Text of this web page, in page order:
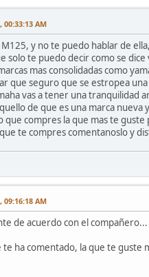
00:33:13 AM
y no te puedo hablar de
solo te puedo decir como se
mas consolidadas como
que seguro que se estropea
vas a tener una tranquilidad
de que es una marca nueva
que compres la que mas te
te compres comentanoslo y
09:16:18 AM
de acuerdo con el
te ha comentado, la que te